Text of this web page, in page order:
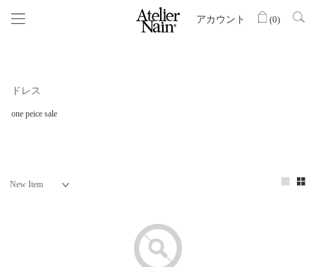
アカウント (0)
ドレス
one peice sale